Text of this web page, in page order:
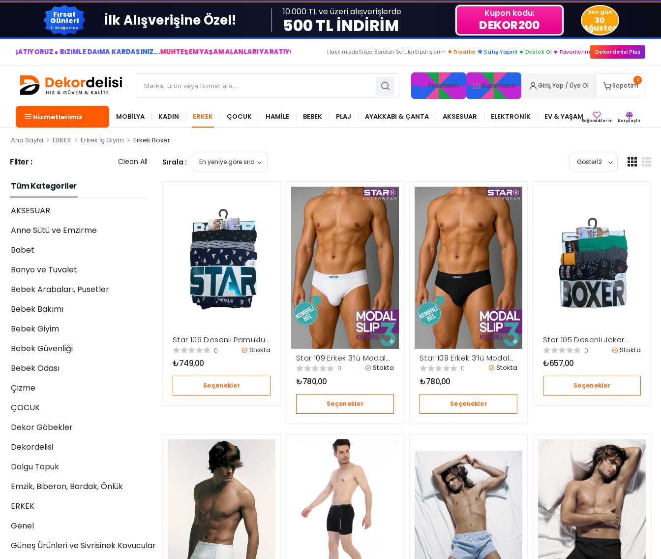
Fırsat
Günleri
1-30 Ağustos İlk Alışverişine Özel! 10.000 TL ve üzeri alışverişlerde
500 TL İNDİRİM
Kupon kodu:
DEKOR200
Son gün
30
Ağustos
● BİZİMLE DAİMA KÂRDASINIZ...MUHTEŞEM YAŞAM ALANLARI YARATIYOR VE YAŞATIYORUZ ● BİZİMLE DAİMA KÂRDASINIZ...
HakkımızdaSıkça Sorulan SorularSiparişlerim ✦ Fırsatlar ☀ Satış Yapın! ♥ Destek Ol ♥ Favorilerim Dekordelisi Plus
Puanlarım Kuponlarım Giriş Yap / Üye Ol
0
Sepetim
Hizmetlerimiz MOBİLYA KADIN ERKEK ÇOCUK HAMİLE BEBEK PLAJ AYAKKABI & ÇANTA AKSESUAR ELEKTRONİK EV & YAŞAMBeğendiklerim Karşılaştır
Ana Sayfa > ERKEK > Erkek İç Giyim > Erkek Boxer
Filter : Clean All
Tüm Kategoriler
AKSESUAR
Anne Sütü ve Emzirme
Babet
Banyo ve Tuvalet
Bebek Arabaları, Pusetler
Bebek Bakımı
Bebek Giyim
Bebek Güvenliği
Bebek Odası
Çizme
ÇOCUK
Dekor Göbekler
Dekordelisi
Dolgu Topuk
Emzik, Biberon, Bardak, Önlük
ERKEK
Genel
Güneş Ürünleri ve Sivrisinek Kovucular
Sırala :
Star 106 Desenli Pamuklu
Kemer Likralı 3’Lü Boxer
0 Stokta
₺749,00
Seçenekler
Star 109 Erkek 3’lü Modal
Slip
0 Stokta
₺780,00
Seçenekler
Star 109 Erkek 3’lü Modal
Slip
0 Stokta
₺780,00
Seçenekler
Star 105 Desenli Jakar
Erkek 3’lü Kemer Boxer
0 Stokta
₺657,00
Seçenekler